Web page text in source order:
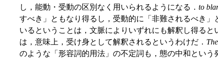
し，能動・受動の区別なく用いられるようになる． to
すべき」ともなり得るし，受動的に「非難されるべき
いるということは，文脈によりいずれにも解釈し得ると
は，意味上，受け身として解釈されるというわけだ．
のような「形容詞的用法」の不定詞も，態の中和という